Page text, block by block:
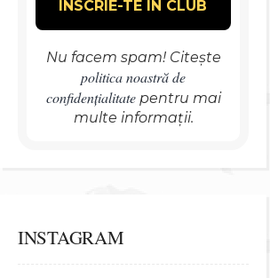
Nu facem spam! Citește
politica noastră de
confidențialitatepentru mai
multe informații.
INSTAGRAM